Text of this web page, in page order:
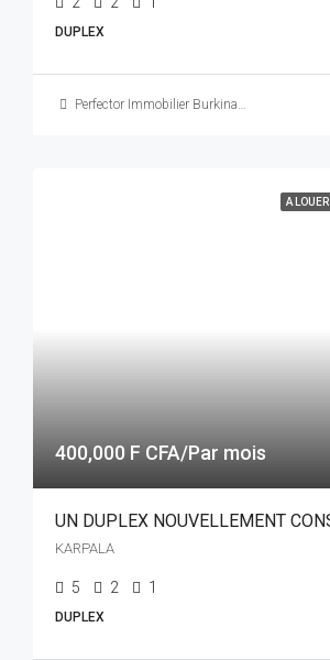
DUPLEX
Perfector Immobilier Burkina Faso
A LOUER
400,000 F CFA/Par mois
KARPALA
5 2 1
DUPLEX